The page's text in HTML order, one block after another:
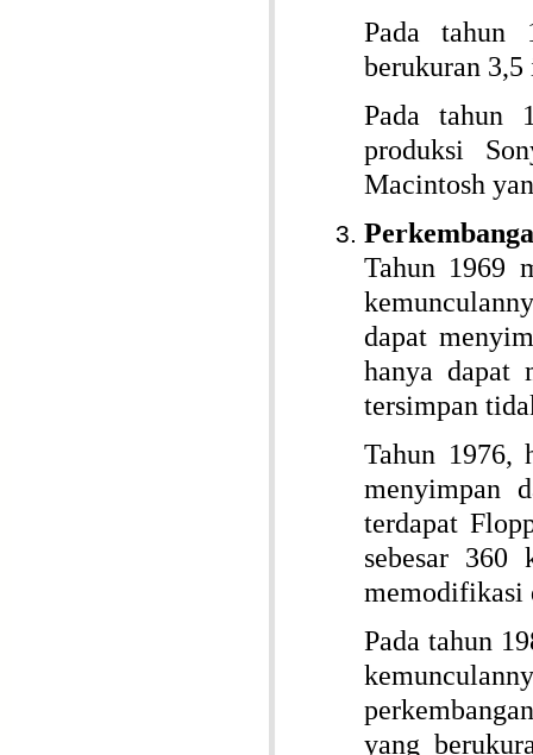
Pada tahun
berukuran
Pada tahun
produksi
Macintosh
Tahun 1969
dapat
hanya dapat
tersimpan
Tahun 1976,
menyimpan
terdapat
sebesar
memodifikasi
Pada tahun
yang